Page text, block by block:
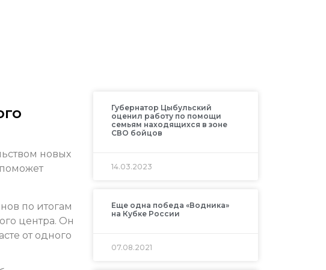
новых
по итогам
центра. Он
от одного
Губернатор Цыбульский
оценил работу по помощи
семьям находящихся в зоне
СВО бойцов
14.03.2023
Еще одна победа «Водника»
на Кубке России
07.08.2021